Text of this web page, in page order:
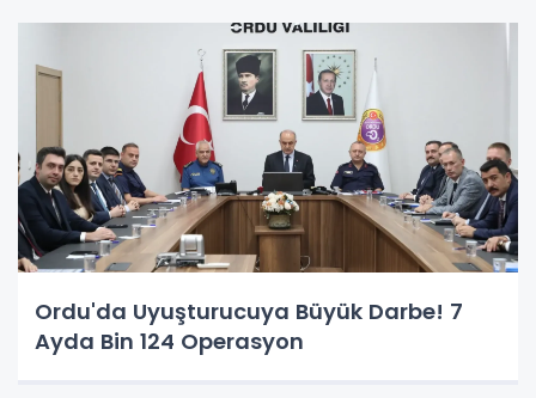
Ordu'da Uyuşturucuya Büyük Darbe! 7
Ayda Bin 124 Operasyon